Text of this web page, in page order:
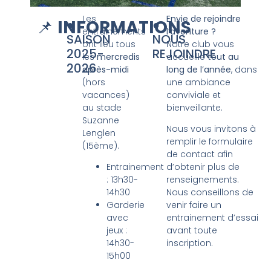
📌 INFORMATIONS
●
SAISON
2025-
2026
Les
entrainements
ont lieu tous
lesmercredis
après-midi
(hors
vacances)
au stade
Suzanne
Lenglen
(15ème).
Entrainement
: 13h30-
14h30
Garderie
avec
jeux :
14h30-
15h00
●
NOUS
REJOINDRE
Envie de rejoindre
l’aventure ?
Notre club vous
accueilletout au
long de l’année, dans
une ambiance
conviviale et
bienveillante.
Nous vous invitons à
remplir le formulaire
de contact afin
d’obtenir plus de
renseignements.
Nous conseillons de
venir faire un
entrainement d’essai
avant toute
inscription.